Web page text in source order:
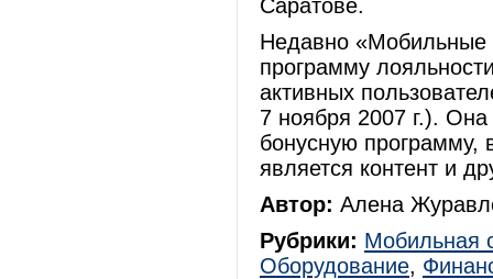
Саратове.
Недавно «Мобильные
программу
активных
7 ноября 2007 г.).
бонусную программу,
является контент и
Автор: Алена
Рубрики: Мобильная
Оборудование,